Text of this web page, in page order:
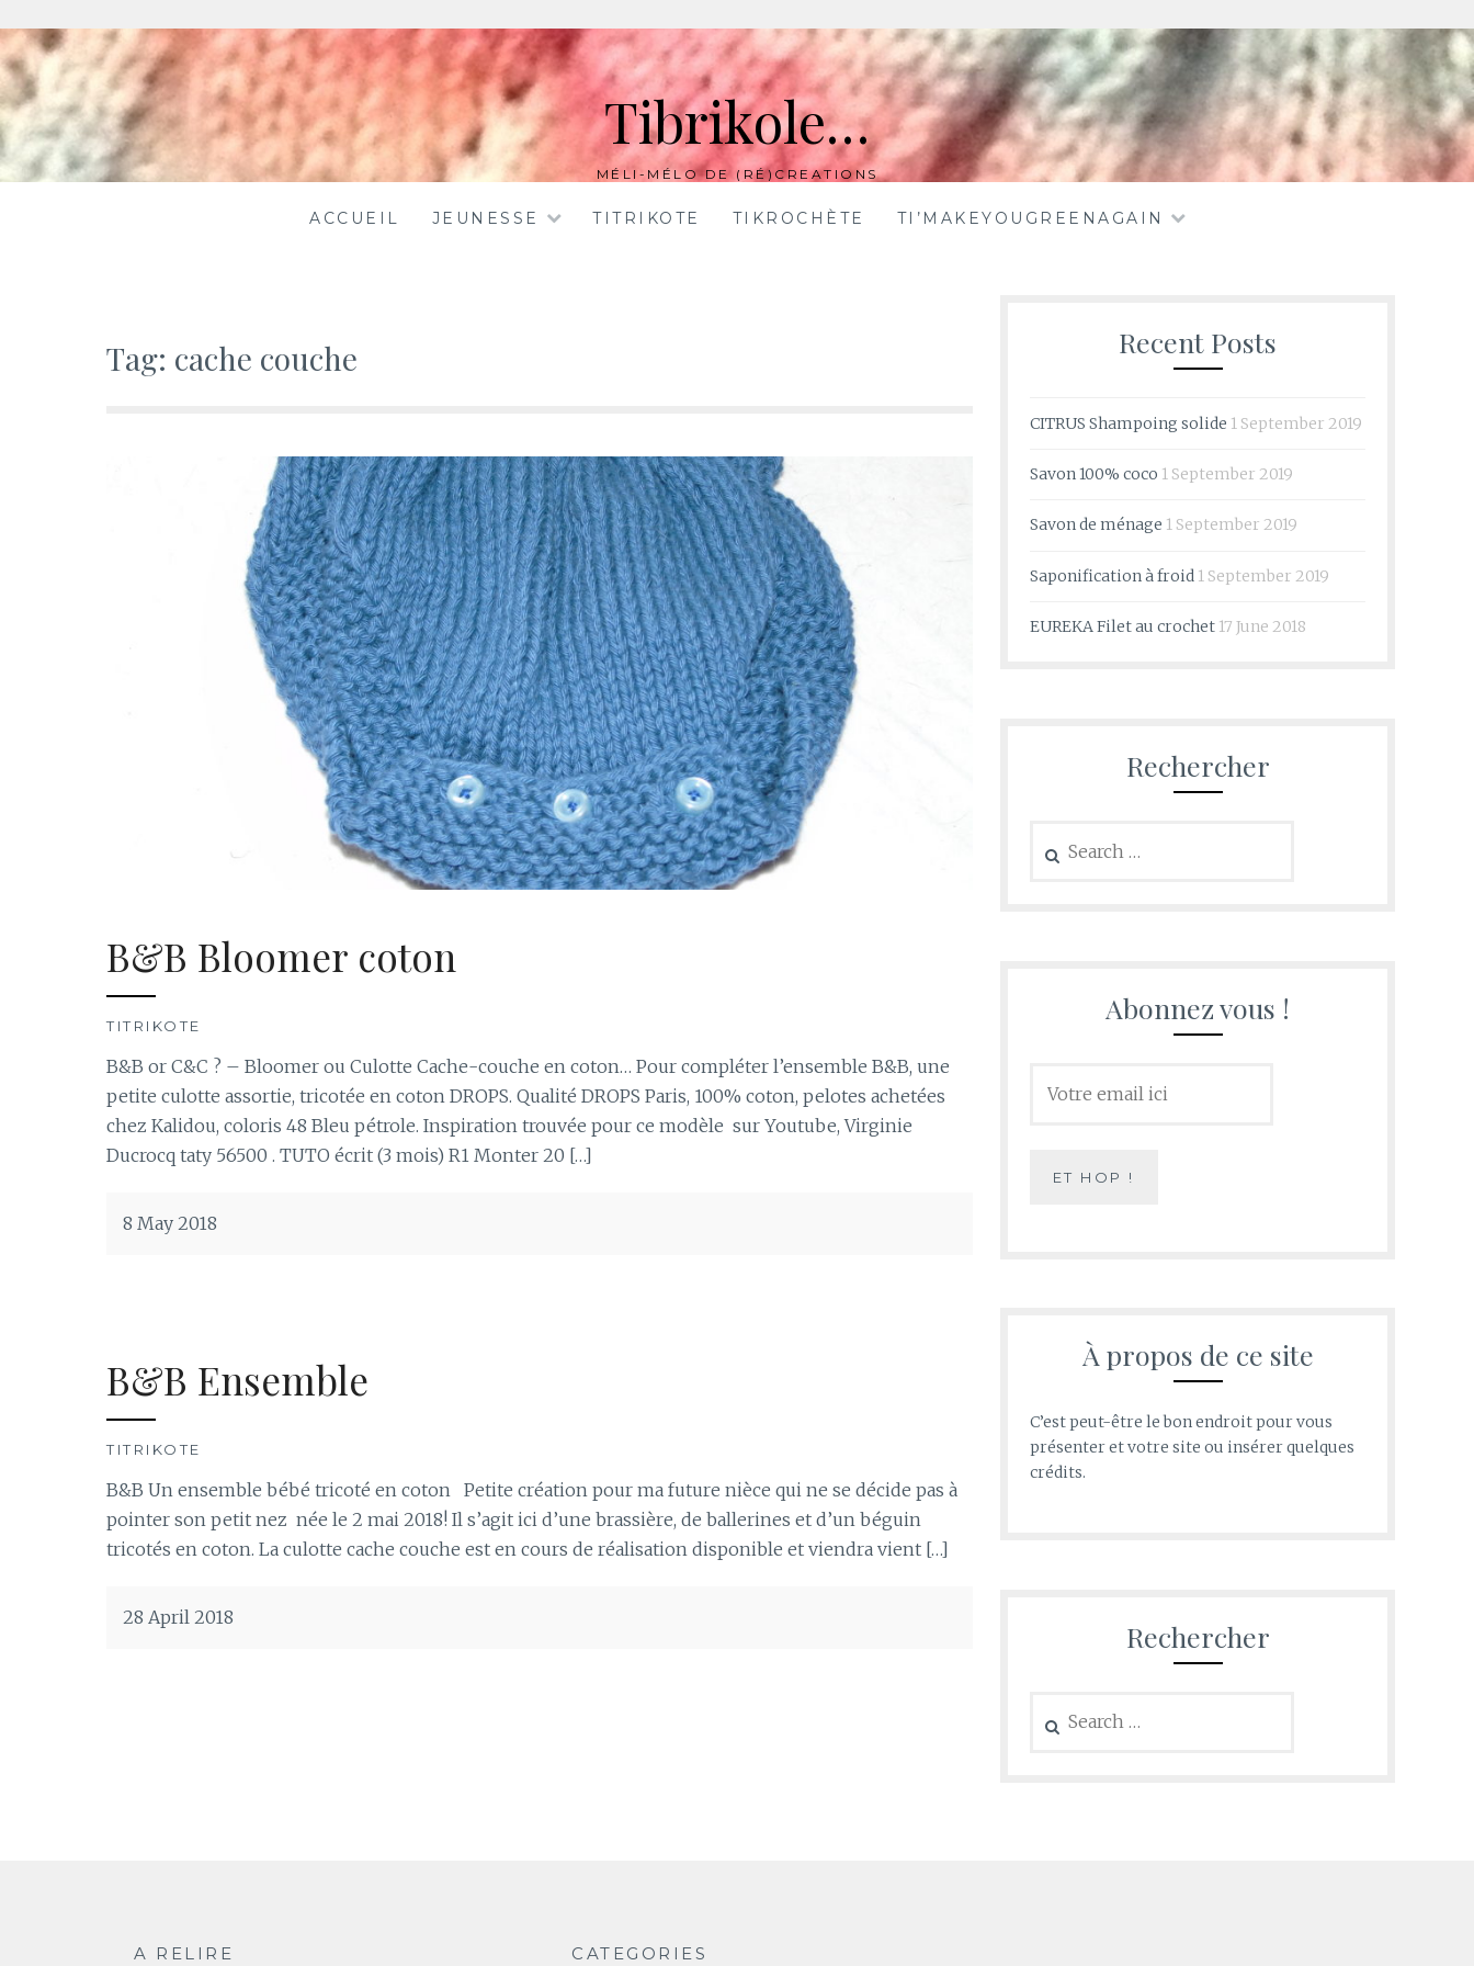
Skip
to
content
Tibrikole…
MÉLI-MÉLO DE (RÉ)CREATIONS
ACCUEIL JEUNESSE TITRIKOTE TIKROCHÈTE TI’MAKEYOUGREENAGAIN
Tag: cache couche
B&B Bloomer coton
TITRIKOTE
B&B or C&C ? – Bloomer ou Culotte Cache-couche en coton… Pour compléter l’ensemble B&B, une
petite culotte assortie, tricotée en coton DROPS. Qualité DROPS Paris, 100% coton, pelotes achetées
chez Kalidou, coloris 48 Bleu pétrole. Inspiration trouvée pour ce modèle sur Youtube, Virginie
Ducrocq taty 56500 . TUTO écrit (3 mois) R1 Monter 20 […]
8 May 2018
B&B Ensemble
TITRIKOTE
B&B Un ensemble bébé tricoté en coton Petite création pour ma future nièce qui ne se décide pas à
pointer son petit nez née le 2 mai 2018! Il s’agit ici d’une brassière, de ballerines et d’un béguin
tricotés en coton. La culotte cache couche est en cours de réalisation disponible et viendra vient […]
28 April 2018
Recent Posts
CITRUS Shampoing solide 1 September 2019
Savon 100% coco 1 September 2019
Savon de ménage 1 September 2019
Saponification à froid 1 September 2019
EUREKA Filet au crochet 17 June 2018
Rechercher
for:
Abonnez vous !
À propos de ce site
C’est peut-être le bon endroit pour vous
présenter et votre site ou insérer quelques
crédits.
Rechercher
for:
A RELIRE CATEGORIES